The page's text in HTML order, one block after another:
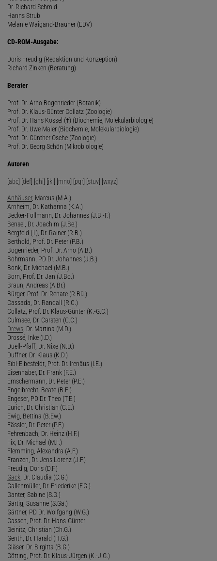
Dr. Richard Schmid
Hanns Strub
Melanie Waigand-Brauner (EDV)
CD-ROM-Ausgabe:
Doris Freudig (Redaktion und Konzeption)
Richard Zinken (Beratung)
Berater
Prof. Dr. Arno Bogenrieder (Botanik)
Prof. Dr. Klaus-Günter Collatz (Zoologie)
Prof. Dr. Hans Kössel (†) (Biochemie, Molekularbiologie)
Prof. Dr. Uwe Maier (Biochemie, Molekularbiologie)
Prof. Dr. Günther Osche (Zoologie)
Prof. Dr. Georg Schön (Mikrobiologie)
Autoren
[abc] [def] [ghi] [jkl] [mno] [pqr] [stuv] [wxyz]
Anhäuser, Marcus (M.A.)
Arnheim, Dr. Katharina (K.A.)
Becker-Follmann, Dr. Johannes (J.B.-F.)
Bensel, Dr. Joachim (J.Be.)
Bergfeld (†), Dr. Rainer (R.B.)
Berthold, Prof. Dr. Peter (P.B.)
Bogenrieder, Prof. Dr. Arno (A.B.)
Bohrmann, PD Dr. Johannes (J.B.)
Bonk, Dr. Michael (M.B.)
Born, Prof. Dr. Jan (J.Bo.)
Braun, Andreas (A.Br.)
Bürger, Prof. Dr. Renate (R.Bü.)
Cassada, Dr. Randall (R.C.)
Collatz, Prof. Dr. Klaus-Günter (K.-G.C.)
Culmsee, Dr. Carsten (C.C.)
Drews , Dr. Martina (M.D.)
Drossé, Inke (I.D.)
Duell-Pfaff, Dr. Nixe (N.D.)
Duffner, Dr. Klaus (K.D.)
Eibl-Eibesfeldt, Prof. Dr. Irenäus (I.E.)
Eisenhaber, Dr. Frank (F.E.)
Emschermann, Dr. Peter (P.E.)
Engelbrecht, Beate (B.E.)
Engeser, PD Dr. Theo (T.E.)
Eurich, Dr. Christian (C.E.)
Ewig, Bettina (B.Ew.)
Fässler, Dr. Peter (P.F.)
Fehrenbach, Dr. Heinz (H.F.)
Fix, Dr. Michael (M.F.)
Flemming, Alexandra (A.F.)
Franzen, Dr. Jens Lorenz (J.F.)
Freudig, Doris (D.F.)
Gack , Dr. Claudia (C.G.)
Gallenmüller, Dr. Friederike (F.G.)
Ganter, Sabine (S.G.)
Gärtig, Susanne (S.Gä.)
Gärtner, PD Dr. Wolfgang (W.G.)
Gassen, Prof. Dr. Hans-Günter
Geinitz, Christian (Ch.G.)
Genth, Dr. Harald (H.G.)
Gläser, Dr. Birgitta (B.G.)
Götting, Prof. Dr. Klaus-Jürgen (K.-J.G.)